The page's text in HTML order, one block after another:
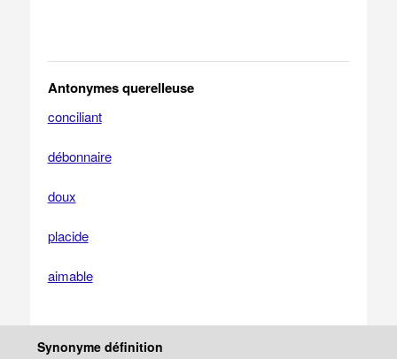
Antonymes querelleuse
conciliant
débonnaire
doux
placide
aimable
Synonyme définition